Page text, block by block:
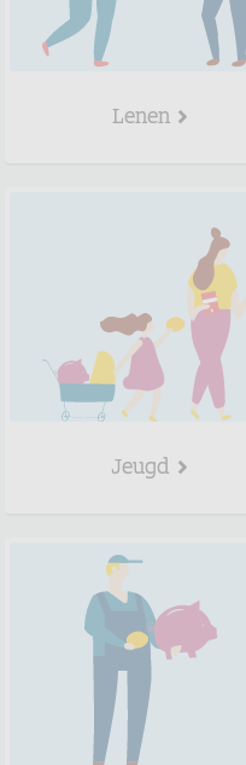
Lenen
Jeugd